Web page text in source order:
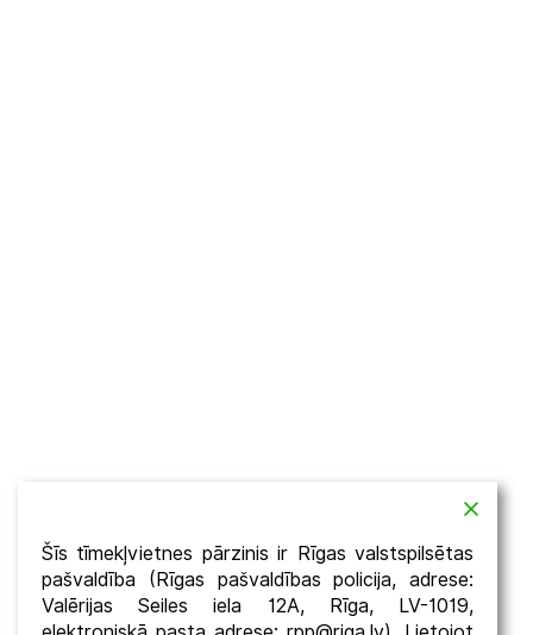
Šīs tīmekļvietnes pārzinis ir Rīgas valstspilsētas
pašvaldība (Rīgas pašvaldības policija, adrese:
Valērijas Seiles iela 12A, Rīga, LV-1019,